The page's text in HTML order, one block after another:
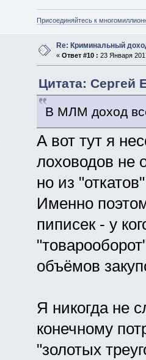
Присоединяйтесь к
Re: Криминальный
« Ответ #10 : 23 Января
Цитата: Сергей
В МЛМ доход
А вот тут я
лоховодов не
но из
Именно
пиписек - у
объёмов
Я никогда не
конечному
"золотых